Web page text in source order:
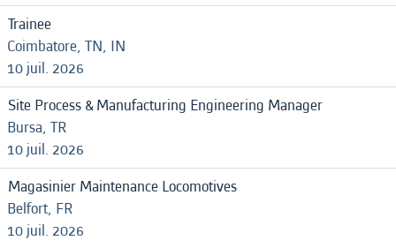
Trainee
Coimbatore, TN, IN
10 juil. 2026
Site Process & Manufacturing Engineering Manager
Bursa, TR
10 juil. 2026
Magasinier Maintenance Locomotives
Belfort, FR
10 juil. 2026